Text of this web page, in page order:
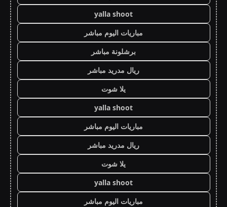
yalla shoot
مباريات اليوم مباشر
برشلونة مباشر
ريال مدريد مباشر
يلا شوت
yalla shoot
مباريات اليوم مباشر
ريال مدريد مباشر
يلا شوت
yalla shoot
مباريات اليوم مباشر